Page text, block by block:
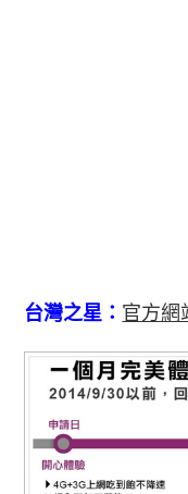
台灣之星： 官方網